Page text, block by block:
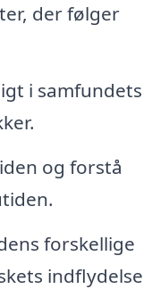
der følger
i samfundets
og forstå
forskellige
indflydelse